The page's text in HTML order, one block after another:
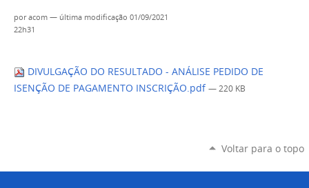
poracom — última modificação 01/09/2021
22h31
DIVULGAÇÃO DO RESULTADO - ANÁLISE PEDIDO DE
ISENÇÃO DE PAGAMENTO INSCRIÇÃO.pdf — 220 KB
Voltar para o topo